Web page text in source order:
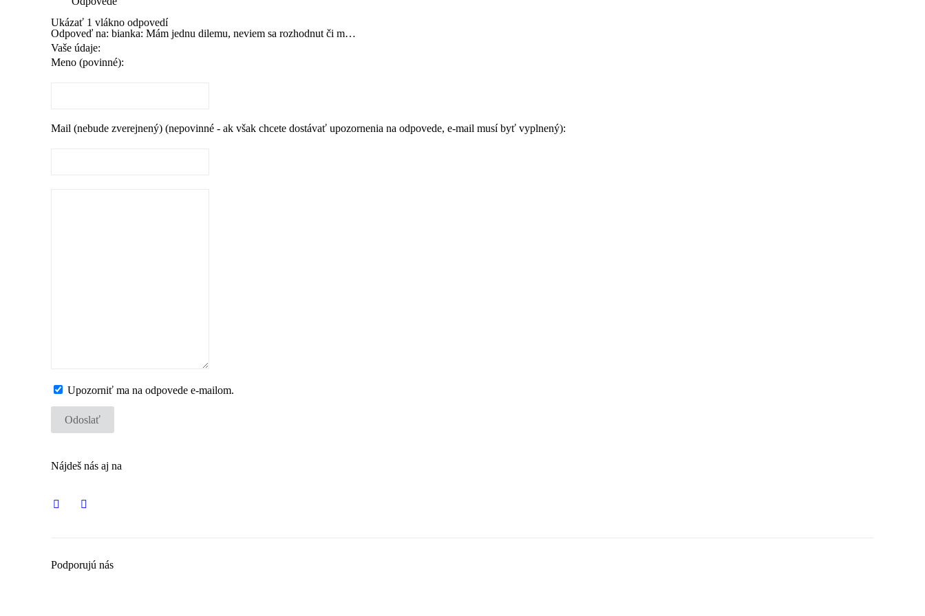
Ukázať 1 vlákno odpovedí
Odpoveď na: bianka: Mám jednu dilemu, neviem sa rozhodnut či m…
Vaše údaje:
Meno (povinné):
Mail (nebude zverejnený) (nepovinné - ak však chcete dostávať upozornenia na odpovede, e-mail musí byť vyplnený):
Upozorniť ma na odpovede e-mailom.
Odoslať
Nájdeš nás aj na
Podporujú nás